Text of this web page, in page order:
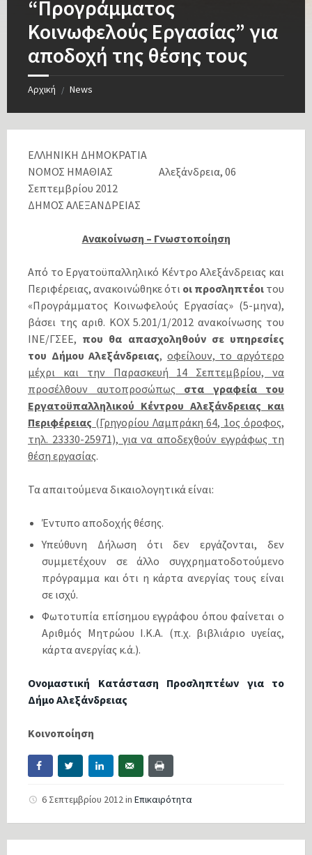
“Προγράμματος
Κοινωφελούς Εργασίας” για
αποδοχή της θέσης τους
Αρχική / News
ΕΛΛΗΝΙΚΗ ΔΗΜΟΚΡΑΤΙΑ
ΝΟΜΟΣ ΗΜΑΘΙΑΣ Αλεξάνδρεια, 06
Σεπτεμβρίου 2012
ΔΗΜΟΣ ΑΛΕΞΑΝΔΡΕΙΑΣ
Ανακοίνωση – Γνωστοποίηση
Από το Εργατοϋπαλληλικό Κέντρο Αλεξάνδρειας και
Περιφέρειας, ανακοινώθηκε ότι οι προσληπτέοι του
«Προγράμματος Κοινωφελούς Εργασίας» (5-μηνα),
βάσει της αριθ. ΚΟΧ 5.201/1/2012 ανακοίνωσης του
ΙΝΕ/ΓΣΕΕ, που θα απασχοληθούν σε υπηρεσίες
του Δήμου Αλεξάνδρειας, οφείλουν, το αργότερο
μέχρι και την Παρασκευή 14 Σεπτεμβρίου, να
προσέλθουν αυτοπροσώπως στα γραφεία του
Εργατοϋπαλληλικού Κέντρου Αλεξάνδρειας και
Περιφέρειας (Γρηγορίου Λαμπράκη 64, 1ος όροφος,
τηλ. 23330-25971), για να αποδεχθούν εγγράφως τη
θέση εργασίας.
Τα απαιτούμενα δικαιολογητικά είναι:
Έντυπο αποδοχής θέσης.
Υπεύθυνη Δήλωση ότι δεν εργάζονται, δεν
συμμετέχουν σε άλλο συγχρηματοδοτούμενο
πρόγραμμα και ότι η κάρτα ανεργίας τους είναι
σε ισχύ.
Φωτοτυπία επίσημου εγγράφου όπου φαίνεται ο
Αριθμός Μητρώου Ι.Κ.Α. (π.χ. βιβλιάριο υγείας,
κάρτα ανεργίας κ.ά.).
Ονομαστική Κατάσταση Προσληπτέων για το
Δήμο Αλεξάνδρειας
Κοινοποίηση
6 Σεπτεμβρίου 2012in Επικαιρότητα